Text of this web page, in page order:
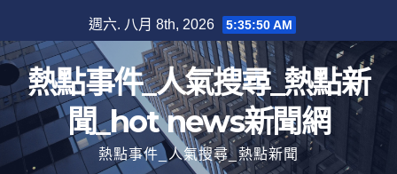
至
內
容
週六. 八月 8th, 2026 5:35:51 AM
熱點事件_人氣搜尋_熱點新
聞_hot news新聞網
熱點事件_人氣搜尋_熱點新聞